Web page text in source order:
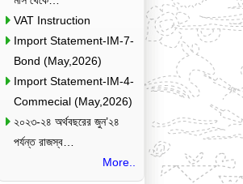
VAT Instruction
Import Statement-IM-7-
Bond (May,2026)
Import Statement-IM-4-
Commecial (May,2026)
২০২৩-২৪ অর্থবছরের জুন’২৪
পর্যন্ত রাজস্ব…
More..